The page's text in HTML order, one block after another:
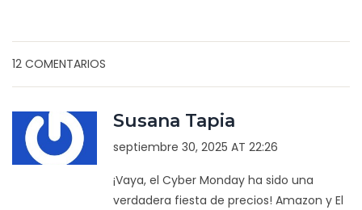
12 COMENTARIOS
Susana Tapia
septiembre 30, 2025 AT 22:26
¡Vaya, el Cyber Monday ha sido una
verdadera fiesta de precios! Amazon y El